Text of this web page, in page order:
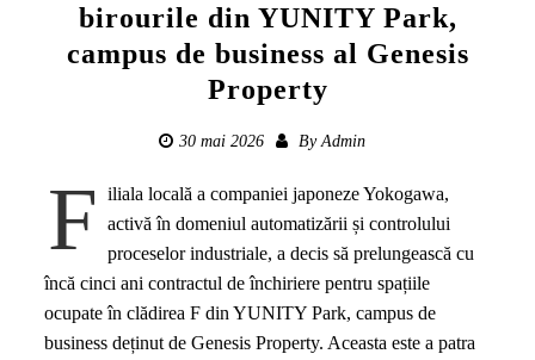
birourile din YUNITY Park,
campus de business al Genesis
Property
30 mai 2026 By Admin
F
iliala locală a companiei japoneze Yokogawa,
activă în domeniul automatizării și controlului
proceselor industriale, a decis să prelungească cu
încă cinci ani contractul de închiriere pentru spațiile
ocupate în clădirea F din YUNITY Park, campus de
business deținut de Genesis Property. Aceasta este a patra